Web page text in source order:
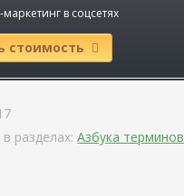
маркетинг в соцсетях
стоимость
разделах: Азбука терминов